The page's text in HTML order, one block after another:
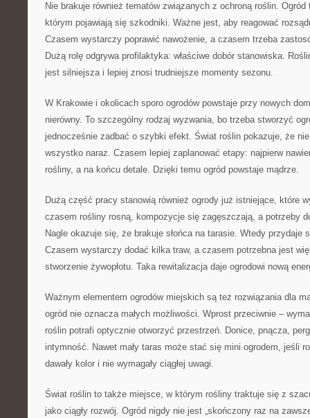
Nie brakuje również tematów związanych z ochroną roślin.
którym pojawiają się szkodniki. Ważne jest, aby reagować
Czasem wystarczy poprawić nawożenie, a czasem trzeba
Dużą rolę odgrywa profilaktyka: właściwe dobór stanowiska.
jest silniejsza i lepiej znosi trudniejsze momenty sezonu.
W Krakowie i okolicach sporo ogrodów powstaje przy nowych
nierówny. To szczególny rodzaj wyzwania, bo trzeba stworzyć
jednocześnie zadbać o szybki efekt. Świat roślin pokazuje, że
wszystko naraz. Czasem lepiej zaplanować etapy: najpierw
rośliny, a na końcu detale. Dzięki temu ogród powstaje mądrze.
Dużą część pracy stanowią również ogrody już istniejące, które
czasem rośliny rosną, kompozycje się zagęszczają, a potrzeby
Nagle okazuje się, że brakuje słońca na tarasie. Wtedy przydaje
Czasem wystarczy dodać kilka traw, a czasem potrzebna jest
stworzenie żywopłotu. Taka rewitalizacja daje ogrodowi nową
Ważnym elementem ogrodów miejskich są też rozwiązania dla
ogród nie oznacza małych możliwości. Wprost przeciwnie –
roślin potrafi optycznie otworzyć przestrzeń. Donice, pnącza,
intymność. Nawet mały taras może stać się mini ogrodem, jeśli
dawały kolor i nie wymagały ciągłej uwagi.
Świat roślin to także miejsce, w którym rośliny traktuje się z
jako ciągły rozwój. Ogród nigdy nie jest „skończony raz na